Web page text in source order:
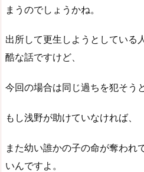
まうのでしょうかね。
出所して更生しようとしている
酷な話ですけど、
今回の場合は同じ過ちを犯そう
もし浅野が助けていなければ、
また幼い誰かの子の命が奪われ
いんですよ。